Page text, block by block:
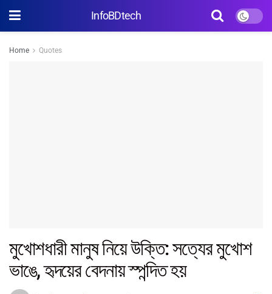
InfoBDtech
Home Quotes
মুখোশধারী মানুষ নিয়ে উক্তি: সত্যের মুখোশ
ভাঙে, হৃদয়ের বেদনায় স্পন্দিত হয়